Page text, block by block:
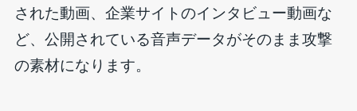
された動画、企業サイトのインタビュー動画な
ど、公開されている音声データがそのまま攻撃
の素材になります。